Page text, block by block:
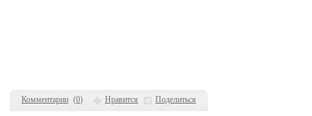
Комментарии (0) Нравится Поделиться